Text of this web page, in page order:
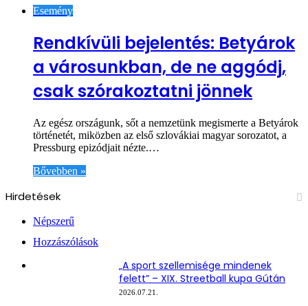
Esemény
Rendkívüli bejelentés: Betyárok
a városunkban, de ne aggódj,
csak szórakoztatni jönnek
Az egész országunk, sőt a nemzetünk megismerte a Betyárok
történetét, miközben az első szlovákiai magyar sorozatot, a
Pressburg epizódjait nézte.…
Bővebben »
Hirdetések
Népszerű
Hozzászólások
„A sport szellemisége mindenek
felett” – XIX. Streetball kupa Gútán
2026.07.21.